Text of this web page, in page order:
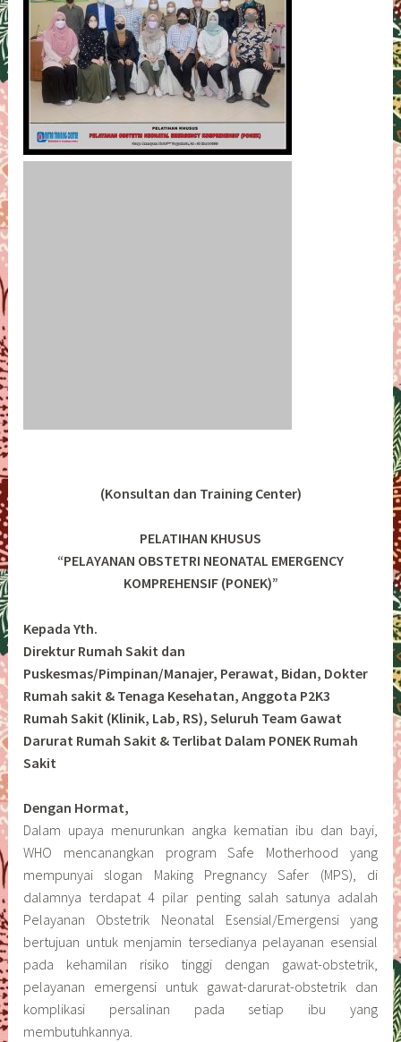
(Konsultan dan Training Center)
PELATIHAN KHUSUS
“PELAYANAN OBSTETRI NEONATAL EMERGENCY
KOMPREHENSIF (PONEK)”
Kepada Yth.
Direktur Rumah Sakit dan
Puskesmas/Pimpinan/Manajer, Perawat, Bidan, Dokter
Rumah sakit & Tenaga Kesehatan, Anggota P2K3
Rumah Sakit (Klinik, Lab, RS), Seluruh Team Gawat
Darurat Rumah Sakit & Terlibat Dalam PONEK Rumah
Sakit
Dengan Hormat,
Dalam upaya menurunkan angka kematian ibu dan bayi,
WHO mencanangkan program Safe Motherhood yang
mempunyai slogan Making Pregnancy Safer (MPS), di
dalamnya terdapat 4 pilar penting salah satunya adalah
Pelayanan Obstetrik Neonatal Esensial/Emergensi yang
bertujuan untuk menjamin tersedianya pelayanan esensial
pada kehamilan risiko tinggi dengan gawat-obstetrik,
pelayanan emergensi untuk gawat-darurat-obstetrik dan
komplikasi persalinan pada setiap ibu yang
membutuhkannya.